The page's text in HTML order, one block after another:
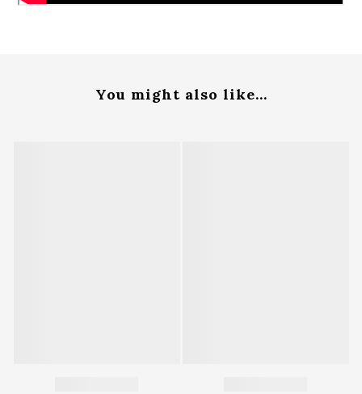
You might also like...